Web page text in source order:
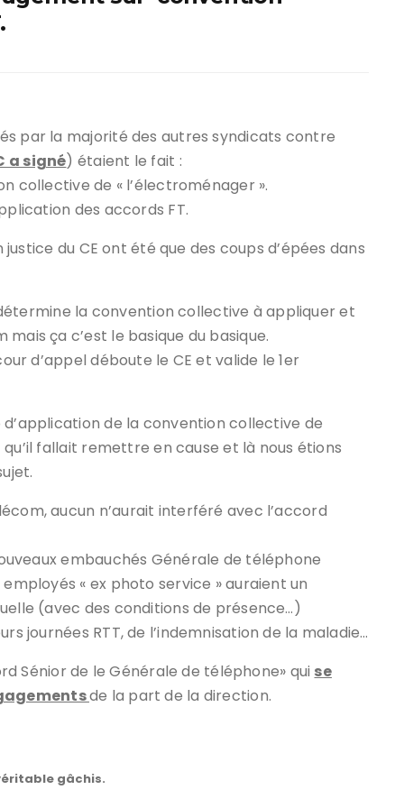
par la majorité des autres syndicats contre
a signé) étaient le fait :
collective de « l’électroménager ».
des accords FT.
du CE ont été que des coups d’épées dans
la convention collective à appliquer et
ça c’est le basique du basique.
d’appel déboute le CE et valide le 1er
d’application de la convention collective de
fallait remettre en cause et là nous étions
aucun n’aurait interféré avec l’accord
embauchés Générale de téléphone
« ex photo service » auraient un
(avec des conditions de présence…)
journées RTT, de l’indemnisation de la maladie…
Sénior de le Générale de téléphone» qui se
de la part de la direction.
gâchis.